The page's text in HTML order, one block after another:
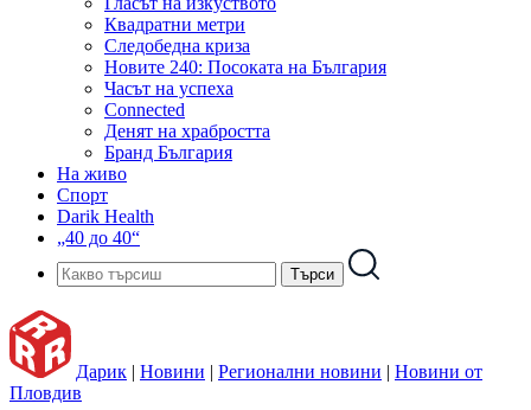
Квадратни метри
Следобедна криза
Новите 240: Посоката на България
Часът на успеха
Connected
Денят на храбростта
Бранд България
На живо
Спорт
Darik Health
„40 до 40“
Дарик | Новини | Регионални новини | Новини от
Пловдив